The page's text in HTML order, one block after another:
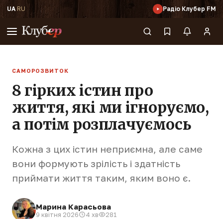
UA·RU Радіо Клубер FM
САМОРОЗВИТОК
8 гірких істин про
життя, які ми ігноруємо,
а потім розплачуємось
Кожна з цих істин неприємна, але саме
вони формують зрілість і здатність
приймати життя таким, яким воно є.
Марина Карасьова
9 квітня 2026 4 хв 281